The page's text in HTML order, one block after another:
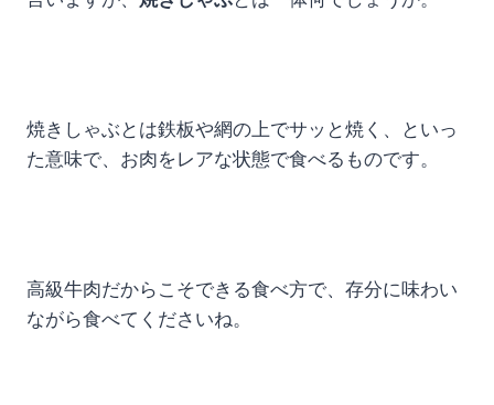
焼きしゃぶとは鉄板や網の上でサッと焼く、といっ
た意味で、お肉をレアな状態で食べるものです。
高級牛肉だからこそできる食べ方で、存分に味わい
ながら食べてくださいね。